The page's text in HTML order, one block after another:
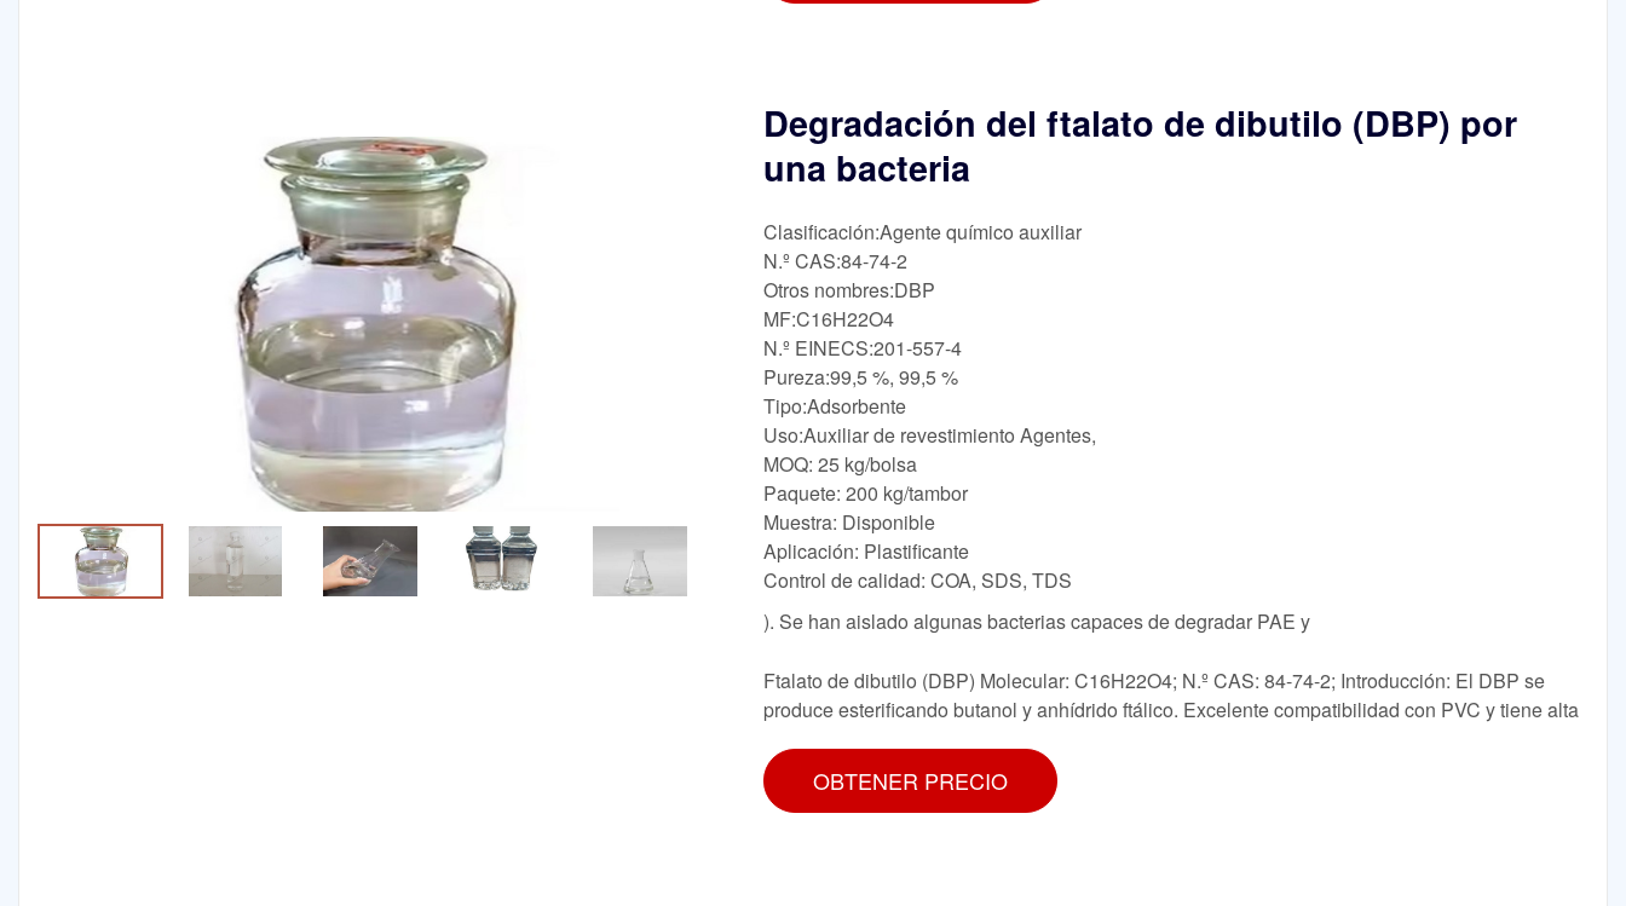
Degradación del ftalato de dibutilo (DBP) por
una bacteria
Clasificación:Agente químico auxiliar
N.º CAS:84-74-2
Otros nombres:DBP
MF:C16H22O4
N.º EINECS:201-557-4
Pureza:99,5 %, 99,5 %
Tipo:Adsorbente
Uso:Auxiliar de revestimiento Agentes,
MOQ: 25 kg/bolsa
Paquete: 200 kg/tambor
Muestra: Disponible
Aplicación: Plastificante
Control de calidad: COA, SDS, TDS
). Se han aislado algunas bacterias capaces de degradar PAE y
Ftalato de dibutilo (DBP) Molecular: C16H22O4; N.º CAS: 84-74-2; Introducción: El DBP se
produce esterificando butanol y anhídrido ftálico. Excelente compatibilidad con PVC y tiene alta
OBTENER PRECIO